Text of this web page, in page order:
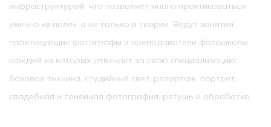
инфраструктурой, что позволяет много практиковаться
именно «в поле», а не только в теории. Ведут занятия
практикующие фотографы и преподаватели фотошколы,
каждый из которых отвечает за свою специализацию:
базовая техника, студийный свет, репортаж, портрет,
свадебная и семейная фотография, ретушь и обработка.